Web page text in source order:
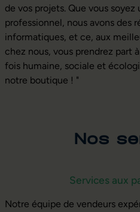
de vos projets. Que vous
professionnel, nous avons des
informatiques, et ce, aux
chez nous, vous prendrez part
fois humaine, sociale et
notre boutique ! "
Nos
Services aux
Notre équipe de vendeurs